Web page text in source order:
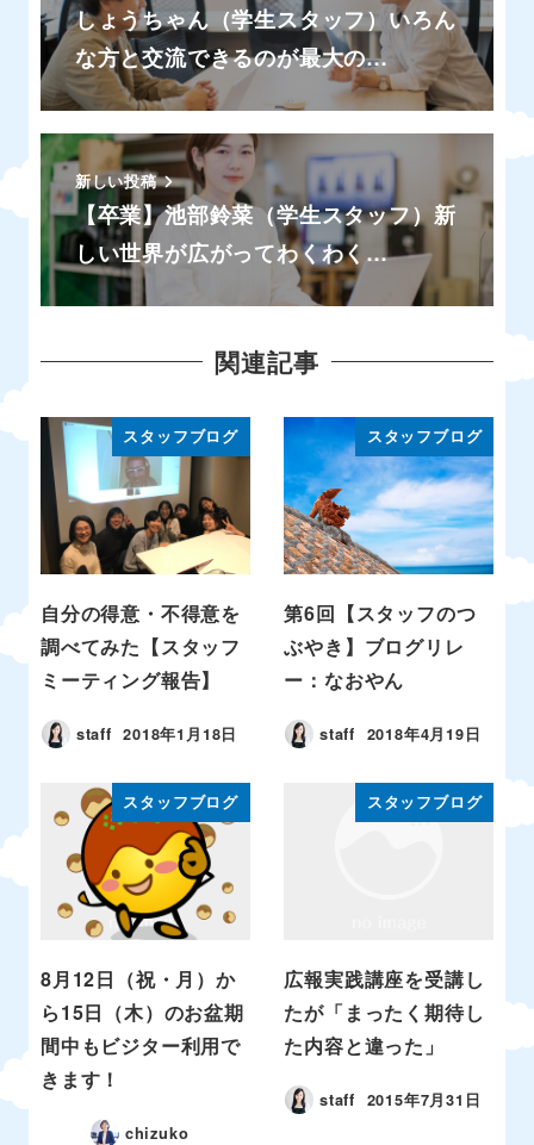
しょうちゃん（学生スタッフ）いろん
な方と交流できるのが最大の…
新しい投稿
【卒業】池部鈴菜（学生スタッフ）新
しい世界が広がってわくわく…
関連記事
スタッフブログ
自分の得意・不得意を
調べてみた【スタッフ
ミーティング報告】
staff 2018年1月18日
スタッフブログ
第6回【スタッフのつ
ぶやき】ブログリレ
ー：なおやん
staff 2018年4月19日
スタッフブログ
8月12日（祝・月）か
ら15日（木）のお盆期
間中もビジター利用で
きます！
chizuko
スタッフブログ
広報実践講座を受講し
たが「まったく期待し
た内容と違った」
staff 2015年7月31日